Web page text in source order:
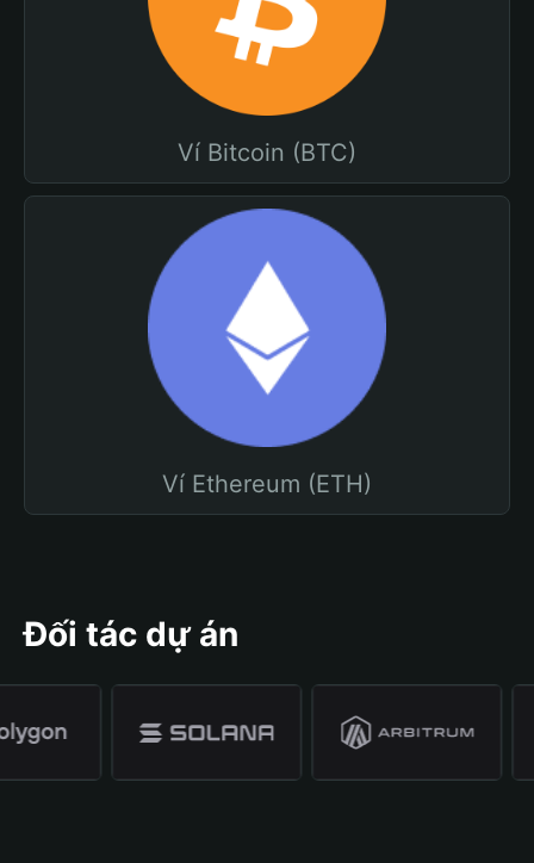
Ví Bitcoin (BTC)
Ví Ethereum (ETH)
Đối tác dự án